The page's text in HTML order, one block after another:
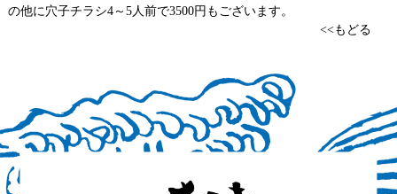
の他に穴子チラシ4～5人前で3500円もございます。
<<もどる